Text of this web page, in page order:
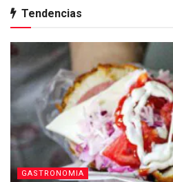
Tendencias
GASTRONOMIA